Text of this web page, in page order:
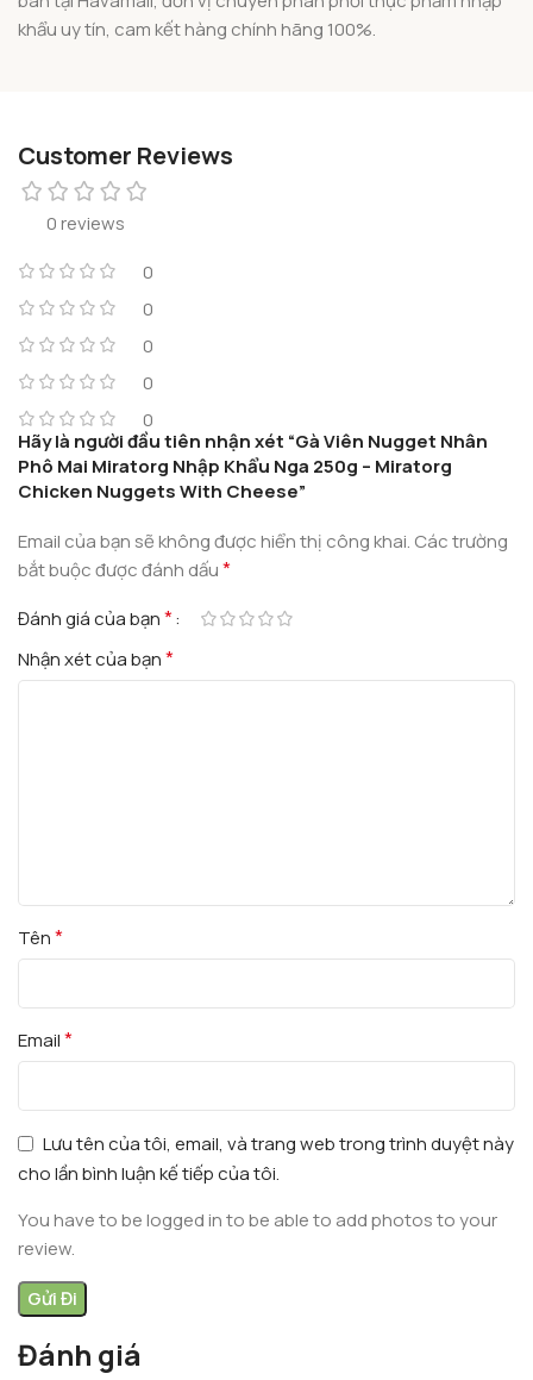
khẩu uy tín, cam kết hàng chính hãng 100%.
Customer Reviews
0 reviews
0
0
0
0
0
Đánh giá
Hãy là người đầu tiên nhận xét “Gà Viên Nugget Nhân
Phô Mai Miratorg Nhập Khẩu Nga 250g – Miratorg
Chicken Nuggets With Cheese”
Email của bạn sẽ không được hiển thị công khai. Các trường
bắt buộc được đánh dấu*
Đánh giá của bạn*
Nhận xét của bạn*
Tên*
Email*
Lưu tên của tôi, email, và trang web trong trình duyệt này
cho lần bình luận kế tiếp của tôi.
You have to be logged in to be able to add photos to your
review.